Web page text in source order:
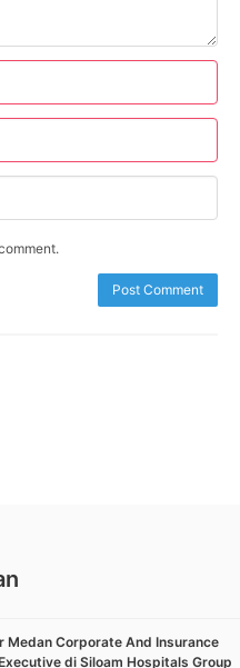
Medan Corporate And Insurance
di Siloam Hospitals Group